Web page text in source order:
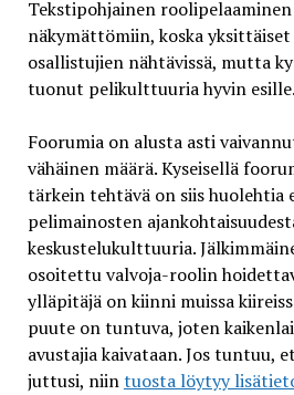
Tekstipohjainen
näkymättömiin, koska
osallistujien nähtävissä, mutta
tuonut pelikulttuuria hyvin esille.
Foorumia on alusta asti
vähäinen määrä. Kyseisellä
tärkein tehtävä on siis huolehtia
pelimainosten
keskustelukulttuuria.
osoitettu valvoja-roolin
ylläpitäjä on kiinni muissa
puute on tuntuva, joten
avustajia kaivataan. Jos tuntuu,
juttusi, niintuosta löytyy